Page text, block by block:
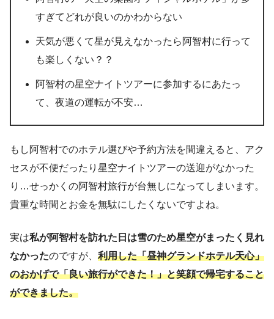
すぎてどれが良いのかわからない
天気が悪くて星が見えなかったら阿智村に行って
も楽しくない？？
阿智村の星空ナイトツアーに参加するにあたっ
て、夜道の運転が不安…
もし阿智村でのホテル選びや予約方法を間違えると、アク
セスが不便だったり星空ナイトツアーの送迎がなかった
り…せっかくの阿智村旅行が台無しになってしまいます。
貴重な時間とお金を無駄にしたくないですよね。
実は私が阿智村を訪れた日は雪のため星空がまったく見れ
なかったのですが、 利用した「昼神グランドホテル天心」
のおかげで「良い旅行ができた！」と笑顔で帰宅すること
ができました。